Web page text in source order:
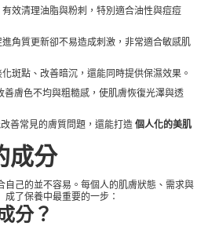
有效清理油脂與粉刺，特別適合油性與痘痘
進角質更新卻不易造成刺激，非常適合敏感肌
斑點、改善暗沉，還能同時提供保濕效果。
善膚色不均與粗糙感，使肌膚恢復光澤與透
善常見的膚質問題，還能打造 個人化的美肌
成分
自己的並不容易。每個人的肌膚狀態、需求與
了保養中最重要的一步：
分？